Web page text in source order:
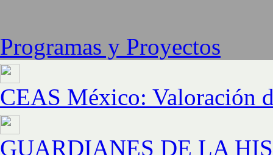
Programas y Proyectos
CEAS México: Valoración
GUARDIANES DE LA